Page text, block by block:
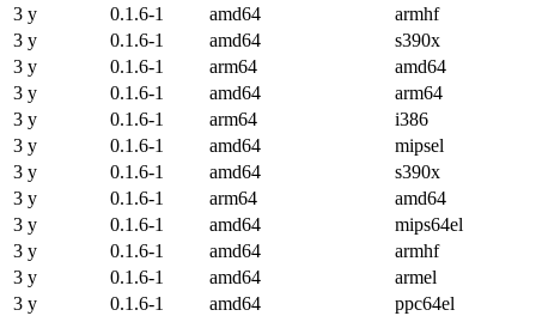
3 y
0.1.6-1 amd64
armhf
3 y
0.1.6-1 amd64
s390x
3 y
0.1.6-1 arm64
amd64
3 y
0.1.6-1 amd64
arm64
3 y
0.1.6-1 arm64
i386
3 y
0.1.6-1 amd64
mipsel
3 y
0.1.6-1 amd64
s390x
3 y
0.1.6-1 arm64
amd64
3 y
0.1.6-1 amd64
mips64el
3 y
0.1.6-1 amd64
armhf
3 y
0.1.6-1 amd64
armel
3 y
0.1.6-1 amd64
ppc64el